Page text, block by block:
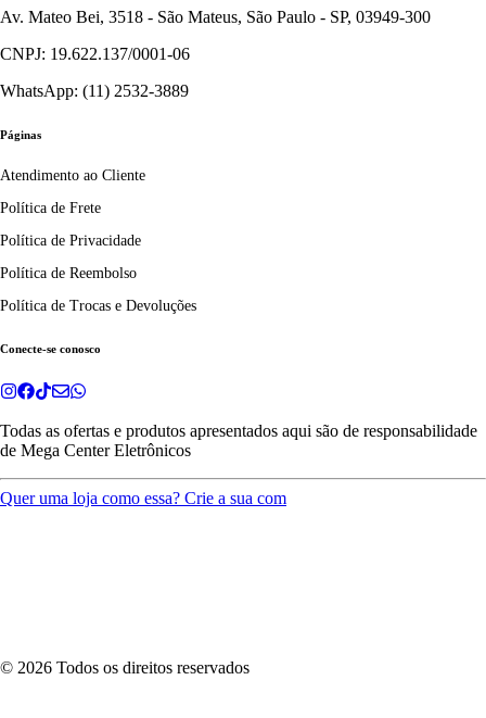
Av. Mateo Bei, 3518 - São Mateus, São Paulo - SP, 03949-300
CNPJ: 19.622.137/0001-06
WhatsApp: (11) 2532-3889
Páginas
Atendimento ao Cliente
Política de Frete
Política de Privacidade
Política de Reembolso
Política de Trocas e Devoluções
Conecte-se conosco
Todas as ofertas e produtos apresentados aqui são de responsabilidade
de Mega Center Eletrônicos
Quer uma loja como essa? Crie a sua com
© 2026 Todos os direitos reservados